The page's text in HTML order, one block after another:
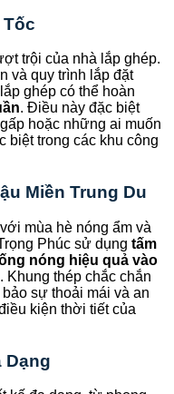
trội của nhà lắp ghép.
và quy trình lắp đặt
ghép có thể hoàn
. Điều này đặc biệt
hoặc những ai muốn
biệt trong các khu công
Miền Trung Du
mùa hè nóng ẩm và
Phúc sử dụng tấm
nóng hiệu quả vào
. Khung thép chắc chắn
sự thoải mái và an
kiện thời tiết của
Dạng